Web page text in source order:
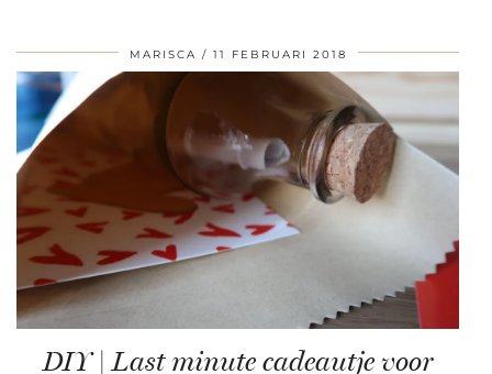
MARISCA 11 FEBRUARI 2018
DIY | Last minute cadeautje voor